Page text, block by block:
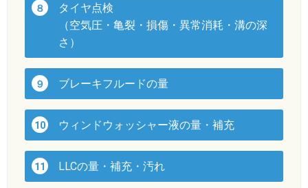
８
タイヤ点検
（空気圧・亀裂・損傷・異常消耗・溝の深
さ）
９ ブレーキフルードの量
10 ウィンドウォッシャー液の量・補充
11 LLCの量・補充・汚れ